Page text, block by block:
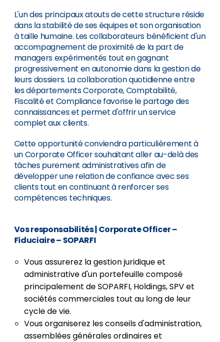
L'un des principaux atouts de cette structure réside
dans la stabilité de ses équipes et son organisation
à taille humaine. Les collaborateurs bénéficient d'un
accompagnement de proximité de la part de
managers expérimentés tout en gagnant
progressivement en autonomie dans la gestion de
leurs dossiers. La collaboration quotidienne entre
les départements Corporate, Comptabilité,
Fiscalité et Compliance favorise le partage des
connaissances et permet d'offrir un service
complet aux clients.
Cette opportunité conviendra particulièrement à
un Corporate Officer souhaitant aller au-delà des
tâches purement administratives afin de
développer une relation de confiance avec ses
clients tout en continuant à renforcer ses
compétences techniques.
Vos responsabilités| Corporate Officer –
Fiduciaire – SOPARFI
Vous assurerez la gestion juridique et
administrative d'un portefeuille composé
principalement de SOPARFI, Holdings, SPV et
sociétés commerciales tout au long de leur
cycle de vie.
Vous organiserez les conseils d'administration,
assemblées générales ordinaires et